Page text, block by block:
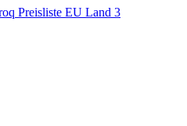
Preisliste EU Land 3